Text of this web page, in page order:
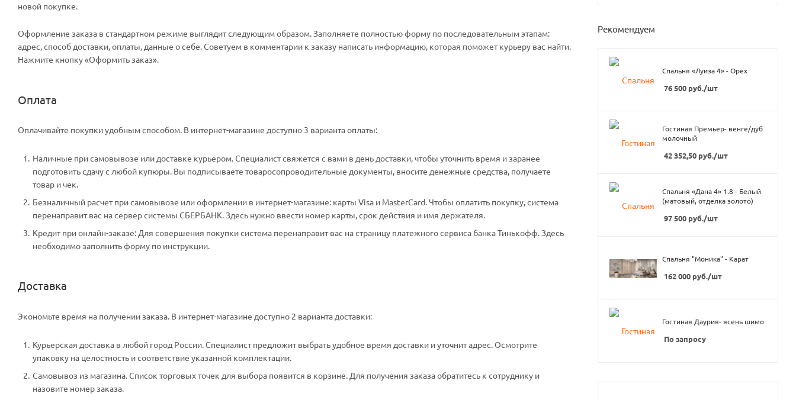
новой покупке.
Оформление заказа в стандартном режиме выглядит следующим образом. Заполняете полностью форму по последовательным этапам:
адрес, способ доставки, оплаты, данные о себе. Советуем в комментарии к заказу написать информацию, которая поможет курьеру вас найти.
Нажмите кнопку «Оформить заказ».
Оплата
Оплачивайте покупки удобным способом. В интернет-магазине доступно 3 варианта оплаты:
Наличные при самовывозе или доставке курьером. Специалист свяжется с вами в день доставки, чтобы уточнить время и заранее
подготовить сдачу с любой купюры. Вы подписываете товаросопроводительные документы, вносите денежные средства, получаете
товар и чек.
Безналичный расчет при самовывозе или оформлении в интернет-магазине: карты Visa и MasterCard. Чтобы оплатить покупку, система
перенаправит вас на сервер системы СБЕРБАНК. Здесь нужно ввести номер карты, срок действия и имя держателя.
Кредит при онлайн-заказе: Для совершения покупки система перенаправит вас на страницу платежного сервиса банка Тинькофф. Здесь
необходимо заполнить форму по инструкции.
Доставка
Экономьте время на получении заказа. В интернет-магазине доступно 2 варианта доставки:
Курьерская доставка в любой город России. Специалист предложит выбрать удобное время доставки и уточнит адрес. Осмотрите
упаковку на целостность и соответствие указанной комплектации.
Самовывоз из магазина. Список торговых точек для выбора появится в корзине. Для получения заказа обратитесь к сотруднику и
назовите номер заказа.
Рекомендуем
Спальня «Луиза 4» - Орех
76 500 руб./шт
Гостиная Премьер- венге/дуб
молочный
42 352,50 руб./шт
Спальня «Дана 4» 1.8 - Белый
(матовый, отделка золото)
97 500 руб./шт
Спальня "Моника" - Карат
162 000 руб./шт
Гостиная Даурия- ясень шимо
По запросу